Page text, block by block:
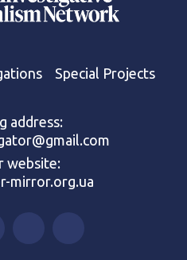
Special Projects
address:
website:
mirror.org.ua